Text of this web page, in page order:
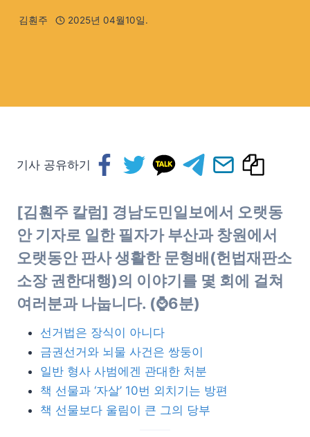
김훤주 2025년 04월10일.
기사 공유하기
[김훤주 칼럼] 경남도민일보에서 오랫동
안 기자로 일한 필자가 부산과 창원에서
오랫동안 판사 생활한 문형배(헌법재판소
소장 권한대행)의 이야기를 몇 회에 걸쳐
여러분과 나눕니다. (⌚6분)
선거법은 장식이 아니다
금권선거와 뇌물 사건은 쌍둥이
일반 형사 사범에겐 관대한 처분
책 선물과 ‘자살’ 10번 외치기는 방편
책 선물보다 울림이 큰 그의 당부